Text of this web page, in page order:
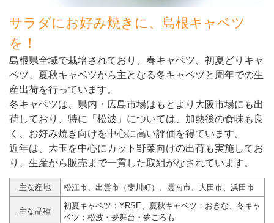
サラダにお好み焼きに、島根キャベツ
を！
島根県全域で栽培されており、春キャベツ、初夏どりキャ
ベツ、夏秋キャベツから主となる冬キャベツと周年での生
産出荷を行っています。
冬キャベツは、県内・広島市場はもとより大阪市場にも出
荷しており、特に「松波」については、加熱後の食味も良
く、お好み焼き向けを中心に高い評価を得ています。
近年は、大玉を中心にカット野菜向けの出荷も実施してお
り、生産から販売まで一貫した取組がなされています。
主な産地 松江市、出雲市（斐川町）、雲南市、大田市、浜田市
主な品種
初夏キャベツ：YRSE、夏秋キャベツ：おきな、冬キャ
ベツ：松波・夢舞台・夢ごろも